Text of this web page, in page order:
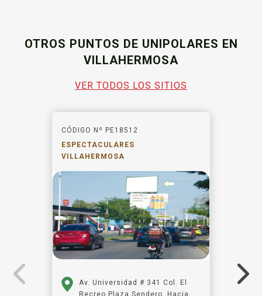
OTROS PUNTOS DE UNIPOLARES EN
VILLAHERMOSA
VER TODOS LOS SITIOS
CÓDIGO Nº PE18512
ESPECTACULARES
VILLAHERMOSA
Av. Universidad # 341 Col. El
Recreo.Plaza Sendero, Hacia